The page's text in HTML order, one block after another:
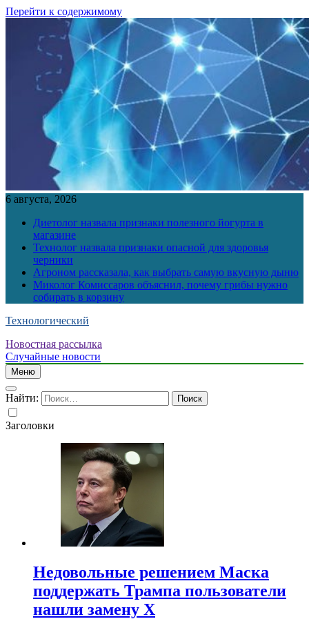
Перейти к содержимому
6 августа, 2026
Диетолог назвала признаки полезного йогурта в
магазине
Технолог назвала признаки опасной для здоровья
черники
Агроном рассказала, как выбрать самую вкусную дыню
Миколог Комиссаров объяснил, почему грибы нужно
собирать в корзину
Технологический
Новостная рассылка
Случайные новости
Меню
Найти:
Заголовки
Недовольные решением Маска
поддержать Трампа пользователи
нашли замену X